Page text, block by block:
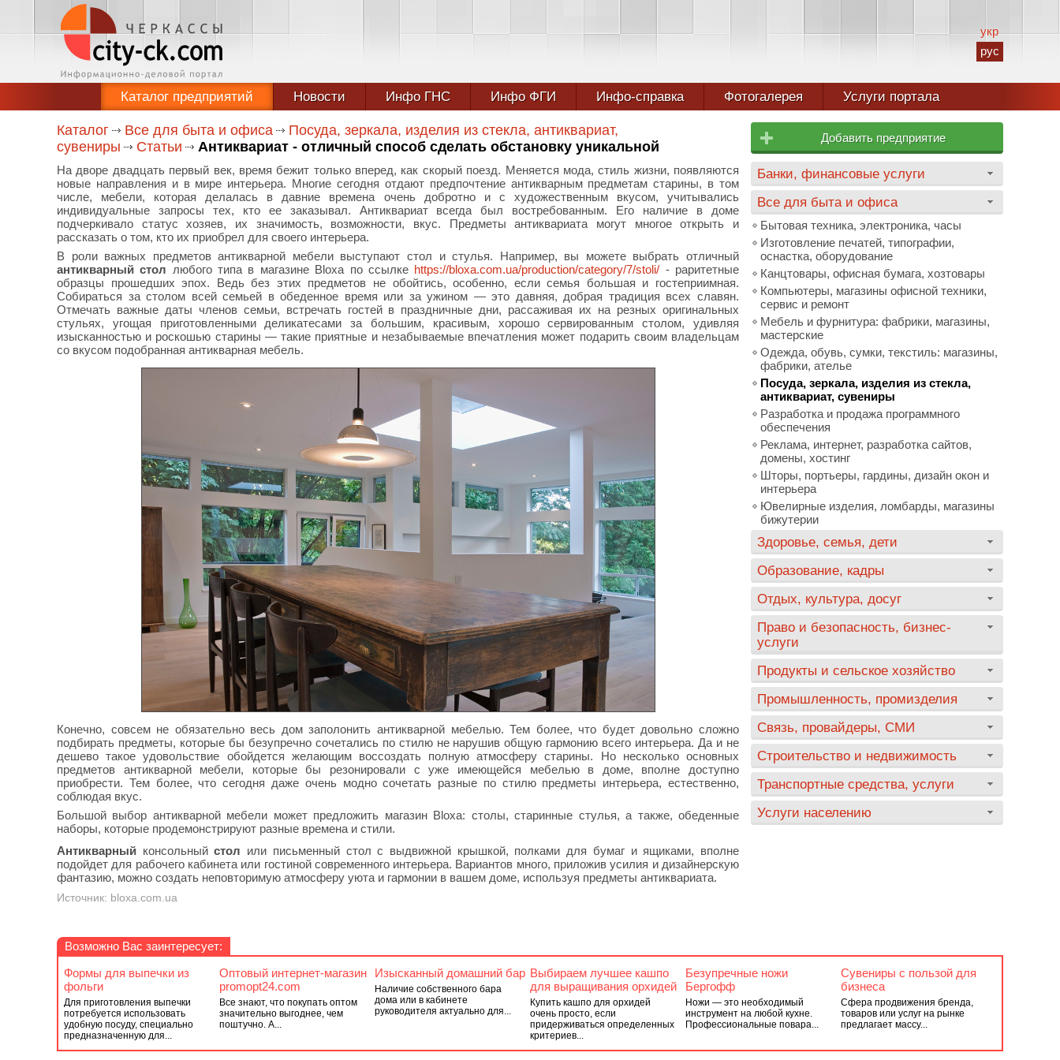
укр
рус
Каталог предприятий Новости Инфо ГНС Инфо ФГИ Инфо-справка Фотогалерея Услуги портала
Каталог Все для быта и офиса
Посуда, зеркала, изделия из стекла, антиквариат,
сувениры
Статьи Антиквариат - отличный способ сделать обстановку уникальной
На дворе двадцать первый век, время бежит только вперед, как скорый поезд. Меняется мода, стиль жизни, появляются
новые направления и в мире интерьера. Многие сегодня отдают предпочтение антикварным предметам старины, в том
числе, мебели, которая делалась в давние времена очень добротно и с художественным вкусом, учитывались
индивидуальные запросы тех, кто ее заказывал. Антиквариат всегда был востребованным. Его наличие в доме
подчеркивало статус хозяев, их значимость, возможности, вкус. Предметы антиквариата могут многое открыть и
рассказать о том, кто их приобрел для своего интерьера.
В роли важных предметов антикварной мебели выступают стол и стулья. Например, вы можете выбрать отличный
антикварный стол любого типа в магазине Bloxa по ссылке https://bloxa.com.ua/production/category/7/stoli/ - раритетные
образцы прошедших эпох. Ведь без этих предметов не обойтись, особенно, если семья большая и гостеприимная.
Собираться за столом всей семьей в обеденное время или за ужином — это давняя, добрая традиция всех славян.
Отмечать важные даты членов семьи, встречать гостей в праздничные дни, рассаживая их на резных оригинальных
стульях, угощая приготовленными деликатесами за большим, красивым, хорошо сервированным столом, удивляя
изысканностью и роскошью старины — такие приятные и незабываемые впечатления может подарить своим владельцам
со вкусом подобранная антикварная мебель.
Конечно, совсем не обязательно весь дом заполонить антикварной мебелью. Тем более, что будет довольно сложно
подбирать предметы, которые бы безупречно сочетались по стилю не нарушив общую гармонию всего интерьера. Да и не
дешево такое удовольствие обойдется желающим воссоздать полную атмосферу старины. Но несколько основных
предметов антикварной мебели, которые бы резонировали с уже имеющейся мебелью в доме, вполне доступно
приобрести. Тем более, что сегодня даже очень модно сочетать разные по стилю предметы интерьера, естественно,
соблюдая вкус.
Большой выбор антикварной мебели может предложить магазин Вlоха: столы, старинные стулья, а также, обеденные
наборы, которые продемонстрируют разные времена и стили.
Антикварный консольныйстол или письменный стол с выдвижной крышкой, полками для бумаг и ящиками, вполне
подойдет для рабочего кабинета или гостиной современного интерьера. Вариантов много, приложив усилия и дизайнерскую
фантазию, можно создать неповторимую атмосферу уюта и гармонии в вашем доме, используя предметы антиквариата.
Источник: bloxa.com.ua
Добавить предприятие
Банки, финансовые услуги
Все для быта и офиса
Бытовая техника, электроника, часы
Изготовление печатей, типографии,
оснастка, оборудование
Канцтовары, офисная бумага, хозтовары
Компьютеры, магазины офисной техники,
сервис и ремонт
Мебель и фурнитура: фабрики, магазины,
мастерские
Одежда, обувь, сумки, текстиль: магазины,
фабрики, ателье
Посуда, зеркала, изделия из стекла,
антиквариат, сувениры
Разработка и продажа программного
обеспечения
Реклама, интернет, разработка сайтов,
домены, хостинг
Шторы, портьеры, гардины, дизайн окон и
интерьера
Ювелирные изделия, ломбарды, магазины
бижутерии
Здоровье, семья, дети
Образование, кадры
Отдых, культура, досуг
Право и безопасность, бизнес-
услуги
Продукты и сельское хозяйство
Промышленность, промизделия
Связь, провайдеры, СМИ
Строительство и недвижимость
Транспортные средства, услуги
Услуги населению
Возможно Вас заинтересует:
Формы для выпечки из
фольги
Для приготовления выпечки
потребуется использовать
удобную посуду, специально
предназначенную для...
Оптовый интернет-магазин
promopt24.com
Все знают, что покупать оптом
значительно выгоднее, чем
поштучно. А...
Изысканный домашний бар
Наличие собственного бара
дома или в кабинете
руководителя актуально для...
Выбираем лучшее кашпо
для выращивания орхидей
Купить кашпо для орхидей
очень просто, если
придерживаться определенных
критериев...
Безупречные ножи
Бергофф
Ножи — это необходимый
инструмент на любой кухне.
Профессиональные повара...
Сувениры с пользой для
бизнеса
Сфера продвижения бренда,
товаров или услуг на рынке
предлагает массу...